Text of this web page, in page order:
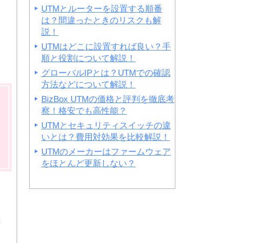
UTMとルーターを設置する順番
は？間違ったときのリスクも解
説！
UTMはどこに設置すれば良い？手
順と役割について解説！
グローバルIPとは？UTMでの確認
方法などについて解説！
BizBox UTMの価格と評判を徹底考
察！格安でも高性能？
UTMとセキュリティスイッチの違
いとは？費用対効果を比較解説！
UTMのメーカーはファームウェア
をほとんど更新しない？